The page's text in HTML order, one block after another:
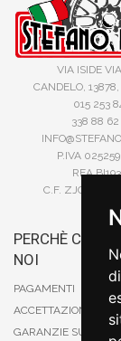
VIA ISIDE
CANDELO,
015 253
338 88 62
P.IVA
REA
C.F.
PERCHÈ
NOI
PAGAMENTI
ACCETTAZIONE
GARANZIE SUI